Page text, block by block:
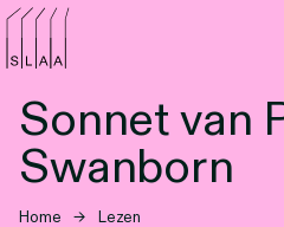
Sonnet van
Swanborn
Home → Lezen
Agenda
Programma's
Lezen